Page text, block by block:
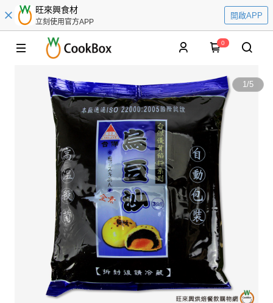
旺來興食材
立刻使用官方APP
開啟APP
0
1/5